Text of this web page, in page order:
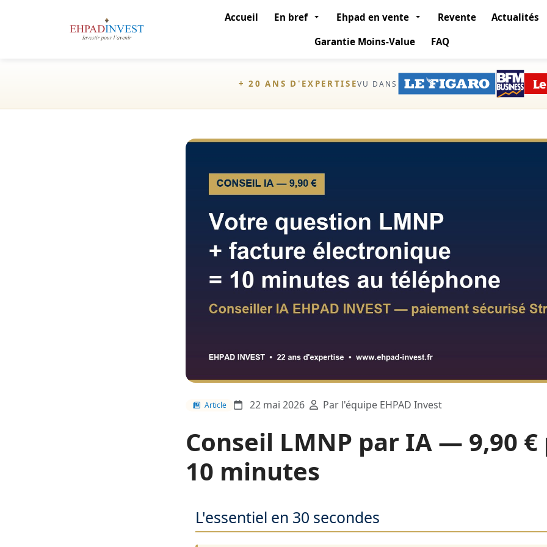
Accueil En bref Ehpad en vente Revente
Actualités
Garantie Moins-Value
FAQ
+ 20 ANS D'EXPERTISEVU DANS
Article 22 mai 2026 Par l'équipe EHPAD Invest
Conseil LMNP par IA — 9,90
10 minutes
L'essentiel en 30 secondes